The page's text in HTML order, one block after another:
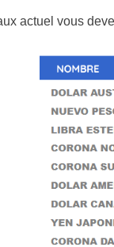
actuel vous